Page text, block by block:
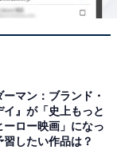
ーマン：ブランド・
イ』が「史上もっと
ーロー映画」になっ
習したい作品は？